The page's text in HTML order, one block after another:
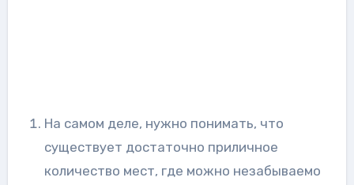
На самом деле, нужно понимать, что
существует достаточно приличное
количество мест, где можно незабываемо